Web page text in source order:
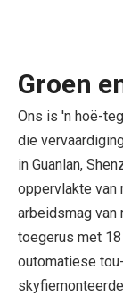
Groen
Ons is 'n hoë-
die
in Guanlan,
oppervlakte van
arbeidsmag van
toegerus met
outomatiese